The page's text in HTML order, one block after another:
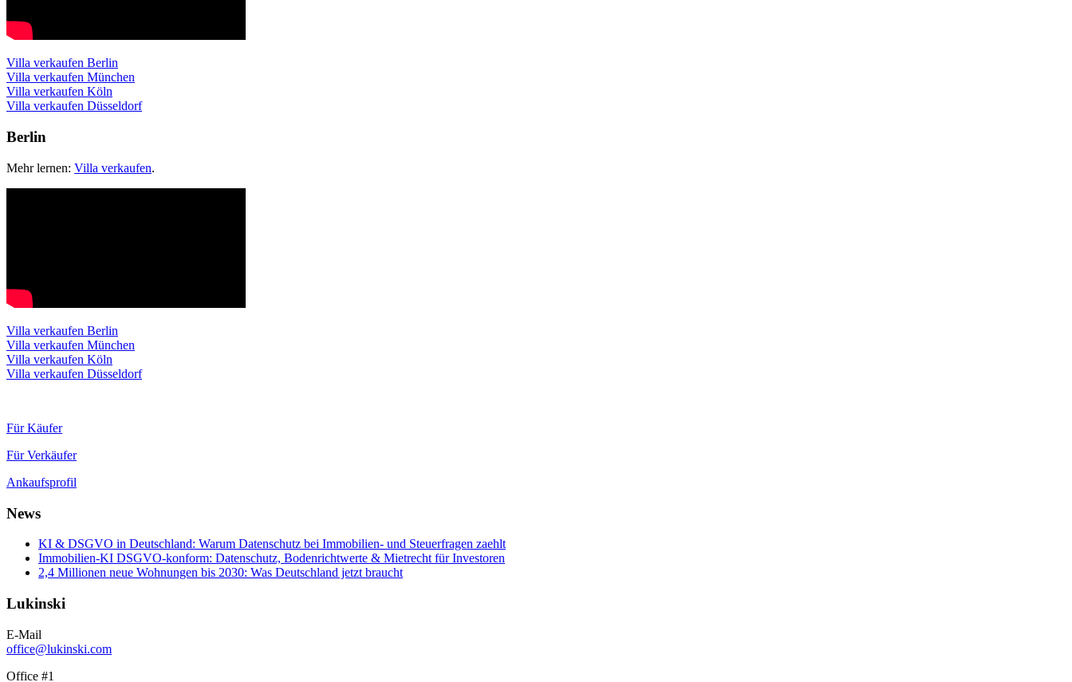
Villa verkaufen Berlin
Villa verkaufen München
Villa verkaufen Köln
Villa verkaufen Düsseldorf
Berlin
Mehr lernen: Villa verkaufen.
Villa verkaufen Berlin
Villa verkaufen München
Villa verkaufen Köln
Villa verkaufen Düsseldorf
Für Käufer
Für Verkäufer
Ankaufsprofil
News
KI & DSGVO in Deutschland: Warum Datenschutz bei Immobilien- und Steuerfragen zaehlt
Immobilien-KI DSGVO-konform: Datenschutz, Bodenrichtwerte & Mietrecht für Investoren
2,4 Millionen neue Wohnungen bis 2030: Was Deutschland jetzt braucht
Lukinski
E-Mail
office@lukinski.com
Office #1